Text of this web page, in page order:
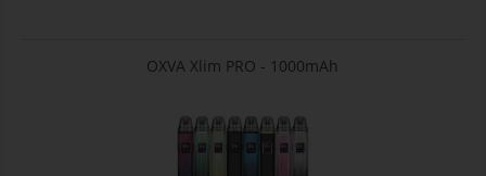
OXVA Xlim PRO - 1000mAh